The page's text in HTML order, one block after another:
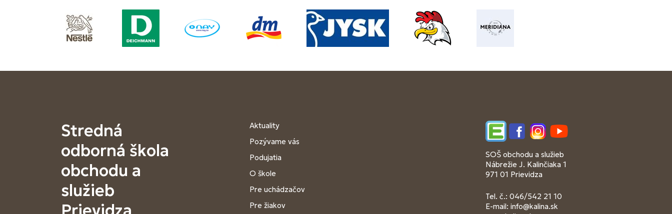
Stredná
odborná škola
obchodu a
služieb
Aktuality
Pozývame vás
Podujatia
O škole
Pre uchádzačov
Pre žiakov
EdupageFacebookInstagramYouTube
SOŠ obchodu a služieb
Nábrežie J. Kalinčiaka 1
971 01 Prievidza
Tel. č.: 046/542 21 10
E-mail: info@kalina.sk